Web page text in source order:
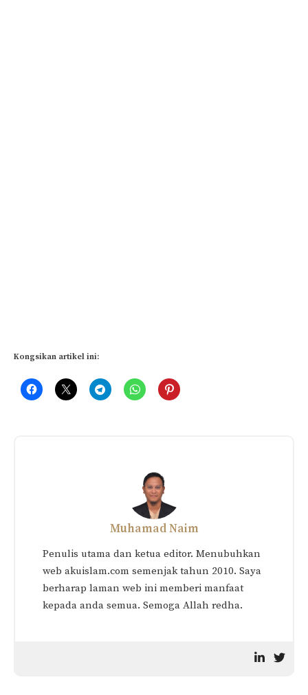
Kongsikan artikel ini:
Kaedah & Cara Memupuk
Sabar Dalam Islam (Kitab
Al Sabr)
Kutip Kembali Semangat
Bila Dilanda Dugaan
Merapuhkan Hati